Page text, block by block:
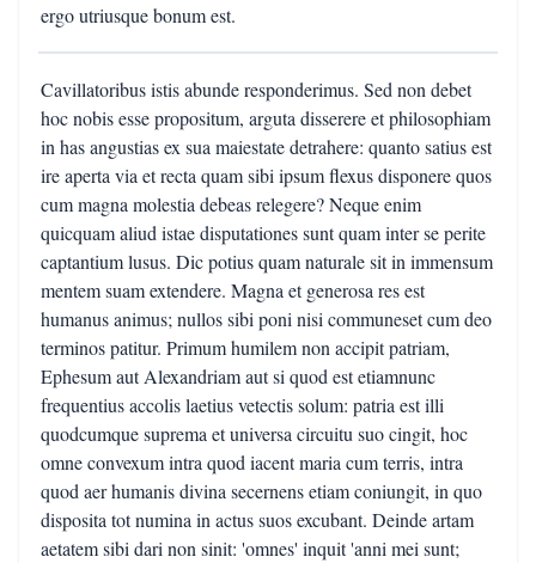
ergo utriusque bonum est.
Cavillatoribus istis abunde responderimus. Sed non debet
hoc nobis esse propositum, arguta disserere et philosophiam
in has angustias ex sua maiestate detrahere: quanto satius est
ire aperta via et recta quam sibi ipsum flexus disponere quos
cum magna molestia debeas relegere? Neque enim
quicquam aliud istae disputationes sunt quam inter se perite
captantium lusus. Dic potius quam naturale sit in immensum
mentem suam extendere. Magna et generosa res est
humanus animus; nullos sibi poni nisi communeset cum deo
terminos patitur. Primum humilem non accipit patriam,
Ephesum aut Alexandriam aut si quod est etiamnunc
frequentius accolis laetius vetectis solum: patria est illi
quodcumque suprema et universa circuitu suo cingit, hoc
omne convexum intra quod iacent maria cum terris, intra
quod aer humanis divina secernens etiam coniungit, in quo
disposita tot numina in actus suos excubant. Deinde artam
aetatem sibi dari non sinit: 'omnes' inquit 'anni mei sunt;